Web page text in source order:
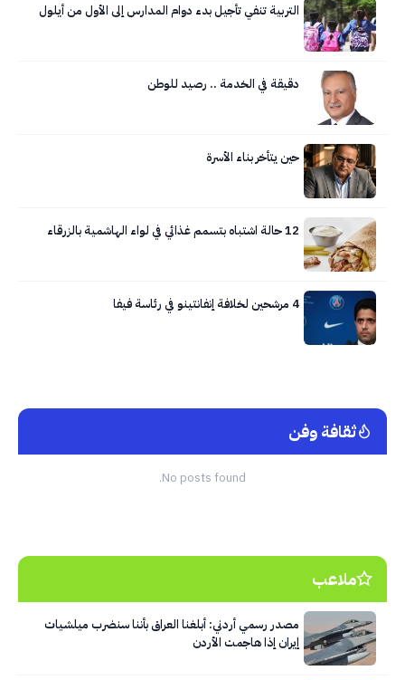
التربية تنفي تأجيل بدء دوام المدارس إلى الأول من أيلول
دقيقة في الخدمة .. رصيد للوطن
حين يتأخر بناء الأسرة
12 حالة اشتباه بتسمم غذائي في لواء الهاشمية بالزرقاء
4 مرشحين لخلافة إنفانتينو في رئاسة فيفا
ثقافة وفن
No posts found.
ملاعب
مصدر رسمي أردني: أبلغنا العراق بأننا سنضرب ميلشيات
إيران إذا هاجمت الأردن